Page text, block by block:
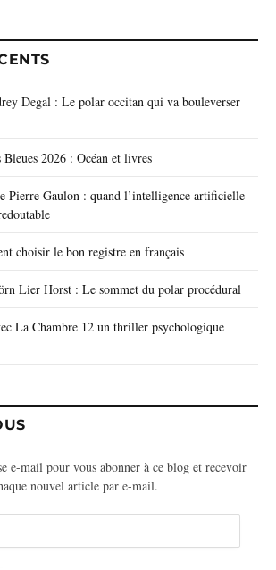
Degal : Le polar occitan qui va bouleverser
2026 : Océan et livres
Pierre Gaulon : quand l’intelligence artificielle
choisir le bon registre en français
Lier Horst : Le sommet du polar procédural
La Chambre 12 un thriller psychologique
e-mail pour vous abonner à ce blog et recevoir
nouvel article par e-mail.